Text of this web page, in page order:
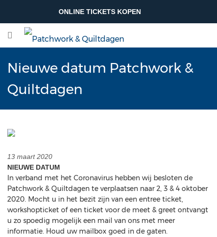
ONLINE TICKETS KOPEN
Nieuwe datum Patchwork &
Quiltdagen
13 maart 2020
NIEUWE DATUM
In verband met het Coronavirus hebben wij besloten de
Patchwork & Quiltdagen te verplaatsen naar 2, 3 & 4 oktober
2020. Mocht u in het bezit zijn van een entree ticket,
workshopticket of een ticket voor de meet & greet ontvangt
u zo spoedig mogelijk een mail van ons met meer
informatie. Houd uw mailbox goed in de gaten.